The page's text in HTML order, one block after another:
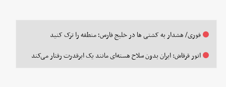
فوری/ هشدار به کشتی ها در خلیج فارس؛ منطقه را ترک کنید
انور قرقاش: ایران بدون سلاح هسته‌ای مانند یک ابرقدرت رفتار می‌کند